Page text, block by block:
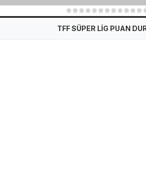
2 3 4 5 6 7 8 9 10 11 12
TFF SÜPER LİG PUAN